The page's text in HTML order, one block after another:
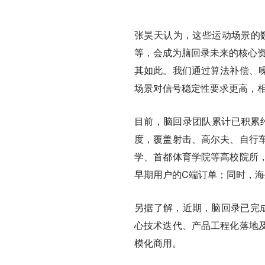
张昊天认为，这些运动场景
等，会成为脑回录未来的核心
其如此。我们通过算法补偿、
场景对信号稳定性要求更高，
目前，脑回录团队累计已积
度，覆盖射击、高尔夫、自行
学、首都体育学院等高校院所
早期用户的C端订单；同时，
另据了解，近期，脑回录已
心技术迭代、产品工程化落地
模化商用。